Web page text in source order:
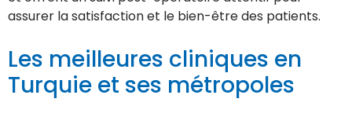
assurer la satisfaction et le bien-être des patients.
Les meilleures cliniques en
Turquie et ses métropoles